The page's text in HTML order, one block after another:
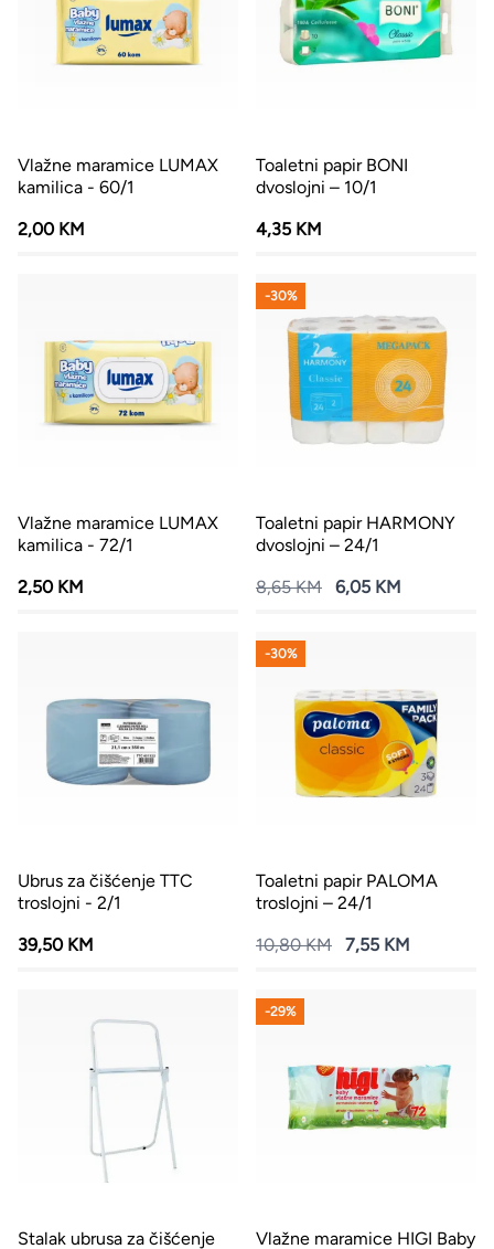
Vlažne maramice LUMAX
kamilica - 60/1
2,00 KM
Toaletni papir BONI
dvoslojni – 10/1
4,35 KM
Vlažne maramice LUMAX
kamilica - 72/1
2,50 KM
Toaletni papir HARMONY
dvoslojni – 24/1
8,65 KM
6,05 KM
-30%
Ubrus za čišćenje TTC
troslojni - 2/1
39,50 KM
Toaletni papir PALOMA
troslojni – 24/1
10,80 KM
7,55 KM
-30%
Stalak ubrusa za čišćenje
Vlažne maramice HIGI Baby
-29%